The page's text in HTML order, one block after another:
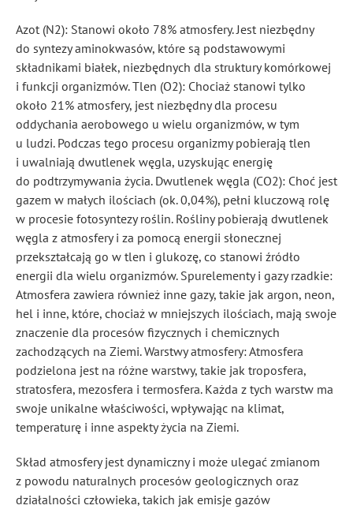
Azot (N2): Stanowi około 78% atmosfery. Jest niezbędny
do syntezy aminokwasów, które są podstawowymi
składnikami białek, niezbędnych dla struktury komórkowej
i funkcji organizmów. Tlen (O2): Chociaż stanowi tylko
około 21% atmosfery, jest niezbędny dla procesu
oddychania aerobowego u wielu organizmów, w tym
u ludzi. Podczas tego procesu organizmy pobierają tlen
i uwalniają dwutlenek węgla, uzyskując energię
do podtrzymywania życia. Dwutlenek węgla (CO2): Choć jest
gazem w małych ilościach (ok. 0,04%), pełni kluczową rolę
w procesie fotosyntezy roślin. Rośliny pobierają dwutlenek
węgla z atmosfery i za pomocą energii słonecznej
przekształcają go w tlen i glukozę, co stanowi źródło
energii dla wielu organizmów. Spurelementy i gazy rzadkie:
Atmosfera zawiera również inne gazy, takie jak argon, neon,
hel i inne, które, chociaż w mniejszych ilościach, mają swoje
znaczenie dla procesów fizycznych i chemicznych
zachodzących na Ziemi. Warstwy atmosfery: Atmosfera
podzielona jest na różne warstwy, takie jak troposfera,
stratosfera, mezosfera i termosfera. Każda z tych warstw ma
swoje unikalne właściwości, wpływając na klimat,
temperaturę i inne aspekty życia na Ziemi.
Skład atmosfery jest dynamiczny i może ulegać zmianom
z powodu naturalnych procesów geologicznych oraz
działalności człowieka, takich jak emisje gazów